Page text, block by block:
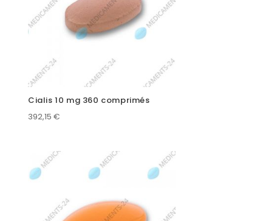
Cialis 10 mg 360 comprimés
392,15 €